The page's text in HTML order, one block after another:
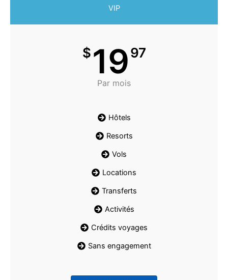
VIP
$1997
Par mois
Hôtels
Resorts
Vols
Locations
Transferts
Activités
Crédits voyages
Sans engagement